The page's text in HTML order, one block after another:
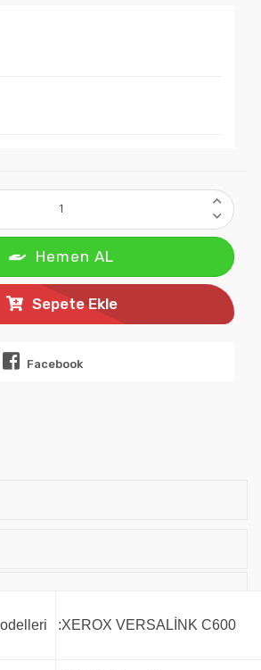
Hemen AL
Sepete Ekle
Facebook
:XEROX VERSALİNK C600